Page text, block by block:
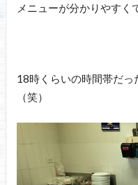
メニューが分かりやすく
18時くらいの時間帯だっ
（笑）